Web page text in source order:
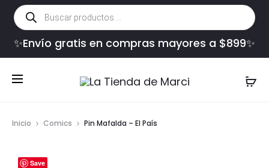
Búsqueda
de
productos
✨Envío gratis en compras mayores a $899✨
Inicio Comics Pin Mafalda – El País
Save